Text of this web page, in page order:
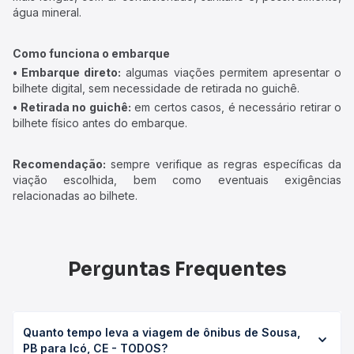
água mineral.
Como funciona o embarque
• Embarque direto: algumas viações permitem apresentar o
bilhete digital, sem necessidade de retirada no guichê.
• Retirada no guichê: em certos casos, é necessário retirar o
bilhete físico antes do embarque.
Recomendação: sempre verifique as regras específicas da
viação escolhida, bem como eventuais exigências
relacionadas ao bilhete.
Perguntas Frequentes
Quanto tempo leva a viagem de ônibus de Sousa,
PB para Icó, CE - TODOS?